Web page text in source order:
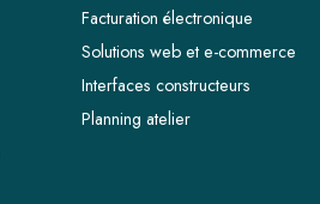
Facturation électronique
Solutions web et e-commerce
Interfaces constructeurs
Planning atelier